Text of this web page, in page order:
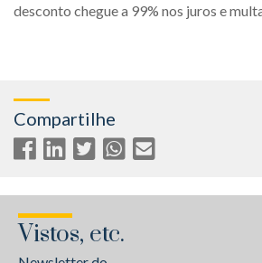
desconto chegue a 99% nos juros e
Compartilhe
Vistos, etc.